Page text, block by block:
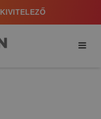
KIVITELEZŐ